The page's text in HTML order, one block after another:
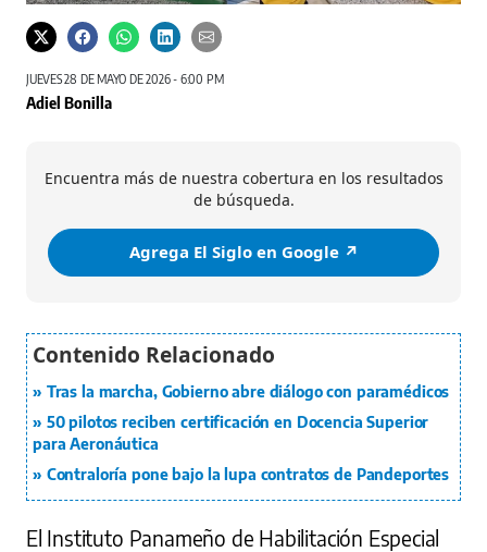
JUEVES 28 DE MAYO DE 2026 - 6:00 PM
Adiel Bonilla
Encuentra más de nuestra cobertura en los resultados
de búsqueda.
Agrega El Siglo en Google ↗️
Tras la marcha, Gobierno abre diálogo con paramédicos
50 pilotos reciben certificación en Docencia Superior
para Aeronáutica
Contraloría pone bajo la lupa contratos de Pandeportes
El Instituto Panameño de Habilitación Especial